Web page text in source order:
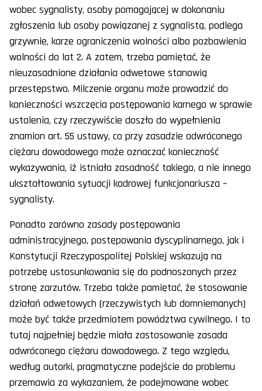
wobec sygnalisty, osoby pomagającej w dokonaniu
zgłoszenia lub osoby powiązanej z sygnalistą, podlega
grzywnie, karze ograniczenia wolności albo pozbawienia
wolności do lat 2. A zatem, trzeba pamiętać, że
nieuzasadnione działania odwetowe stanowią
przestępstwo. Milczenie organu może prowadzić do
konieczności wszczęcia postępowania karnego w sprawie
ustalenia, czy rzeczywiście doszło do wypełnienia
znamion art. 55 ustawy, co przy zasadzie odwróconego
ciężaru dowodowego może oznaczać konieczność
wykazywania, iż istniała zasadność takiego, a nie innego
ukształtowania sytuacji kadrowej funkcjonariusza –
sygnalisty.
Ponadto zarówno zasady postępowania
administracyjnego, postępowania dyscyplinarnego, jak i
Konstytucji Rzeczypospolitej Polskiej wskazują na
potrzebę ustosunkowania się do podnoszonych przez
stronę zarzutów. Trzeba także pamiętać, że stosowanie
działań odwetowych (rzeczywistych lub domniemanych)
może być także przedmiotem powództwa cywilnego. I to
tutaj najpełniej będzie miała zastosowanie zasada
odwróconego ciężaru dowodowego. Z tego względu,
według autorki, pragmatyczne podejście do problemu
przemawia za wykazaniem, że podejmowane wobec